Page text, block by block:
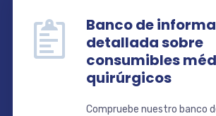
Banco de
detallada sobre
consumibles
quirúrgicos
Compruebe nuestro banco